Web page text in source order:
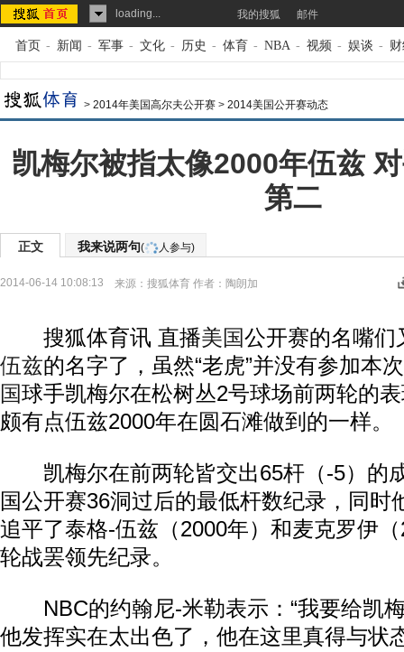
loading... 我的搜狐 邮件
首页 - 新闻 - 军事 - 文化 - 历史 - 体育 - NBA - 视频 - 娱谈 -
> 2014年美国高尔夫公开赛 > 2014美国公开赛动态
凯梅尔被指太像2000年伍兹
第二
正文 我来说两句( 人参与)
2014-06-14 10:08:13 来源： 搜狐体育 作者：陶朗加
搜狐体育讯 直播美国公开赛的名嘴们
伍兹的名字了，虽然“老虎”并没有参加本
国球手凯梅尔在松树丛2号球场前两轮的
颇有点伍兹2000年在圆石滩做到的一样。
凯梅尔在前两轮皆交出65杆（-5）的
国公开赛36洞过后的最低杆数纪录，同时
追平了泰格-伍兹（2000年）和麦克罗伊
轮战罢领先纪录。
NBC的约翰尼-米勒表示：“我要给凯
他发挥实在太出色了，他在这里真得与状